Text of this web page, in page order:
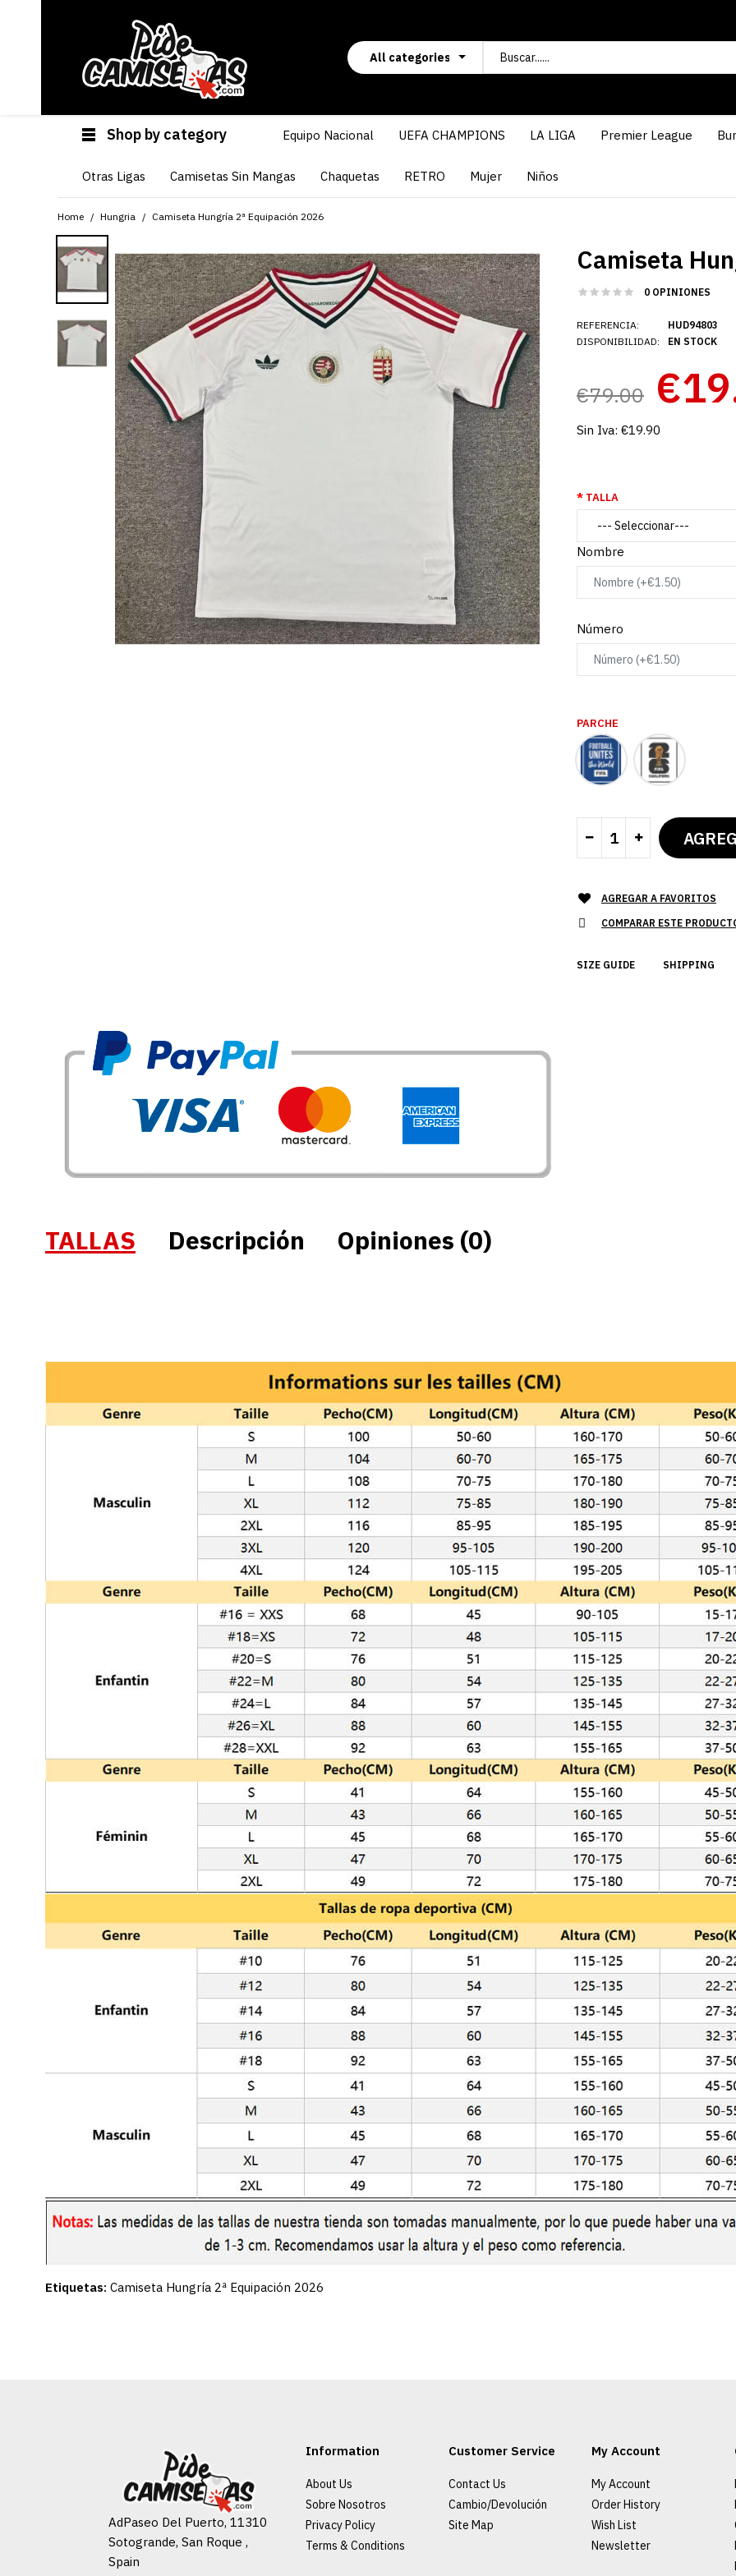
Shop by category Equipo Nacional UEFA CHAMPIONS LA LIGA Premier League
Otras Ligas Camisetas Sin Mangas Chaquetas RETRO Mujer Niños
Home Hungria Camiseta Hungría 2ª Equipación 2026
Camiseta
0 OPINIONES
REFERENCIA:
DISPONIBILIDAD:
HUD94803
EN STOCK
€79.00
Sin Iva: €19.90
TALLA
Nombre
Número
PARCHE
AGREGAR A FAVORITOS
COMPARAR ESTE
SIZE GUIDE SHIPPING
TALLAS Descripción Opiniones (0)
Etiquetas: Camiseta Hungría 2ª Equipación 2026
AdPaseo Del Puerto, 11310
Sotogrande, San Roque ,
Spain
Information
About Us
Sobre Nosotros
Privacy Policy
Terms & Conditions
Customer Service
Contact Us
Cambio/Devolución
Site Map
My Account
My Account
Order History
Wish List
Newsletter